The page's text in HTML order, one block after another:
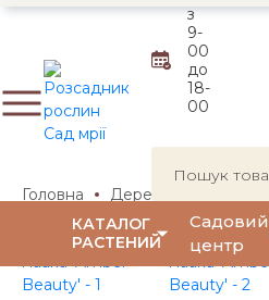
з
9-
00
до
18-
00
КАТАЛОГ
РАСТЕНИЙ
Садовий
центр
Головна Дерева